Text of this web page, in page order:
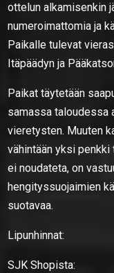
ottelun alkamisenkin
numeroimattomia ja
Paikalle tulevat
Itäpäädyn ja
Paikat täytetään
samassa taloudessa
vieretysten. Muuten
vähintään yksi
ei noudateta, on
hengityssuojaimien
suotavaa.
Lipunhinnat:
SJK Shopista: